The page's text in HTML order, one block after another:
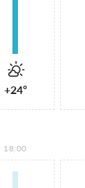
+24°
18:00